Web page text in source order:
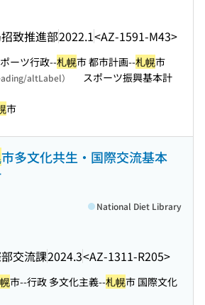
致推進部2022.1<AZ-1591-M43>
ーツ行政--札幌市 都市計画--札幌市
altLabel）
スポーツ振興基本計
市
市多文化共生・国際交流基本
交流課2024.3<AZ-1311-R205>
National Diet Library
市--行政 多文化主義--札幌市 国際文化